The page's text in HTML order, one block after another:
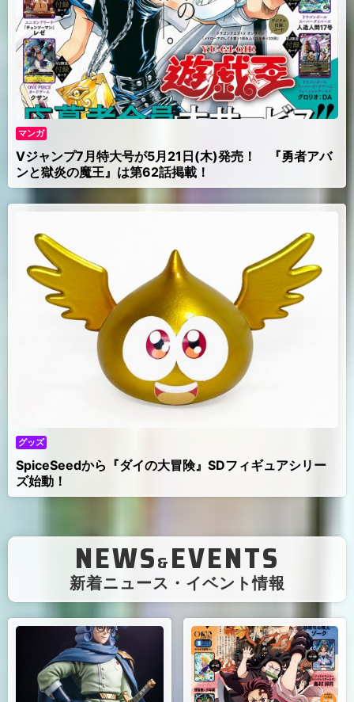
マンガ
Vジャンプ7月特大号が5月21日(木)発売！ 『勇者アバ
ンと獄炎の魔王』は第62話掲載！
グッズ
SpiceSeedから『ダイの大冒険』SDフィギュアシリー
ズ始動！
NEWS&EVENTS
新着ニュース・イベント情報
）